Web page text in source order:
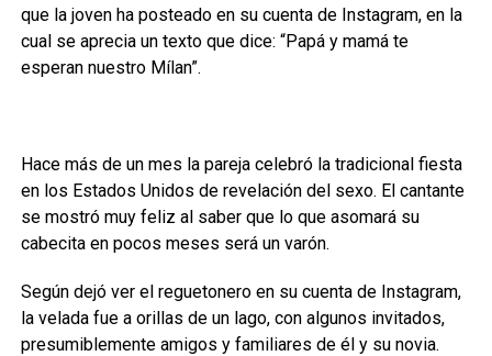
que la joven ha posteado en su cuenta de Instagram, en la
cual se aprecia un texto que dice: “Papá y mamá te
esperan nuestro Mílan”.
Hace más de un mes la pareja celebró la tradicional fiesta
en los Estados Unidos de revelación del sexo. El cantante
se mostró muy feliz al saber que lo que asomará su
cabecita en pocos meses será un varón.
Según dejó ver el reguetonero en su cuenta de Instagram,
la velada fue a orillas de un lago, con algunos invitados,
presumiblemente amigos y familiares de él y su novia.